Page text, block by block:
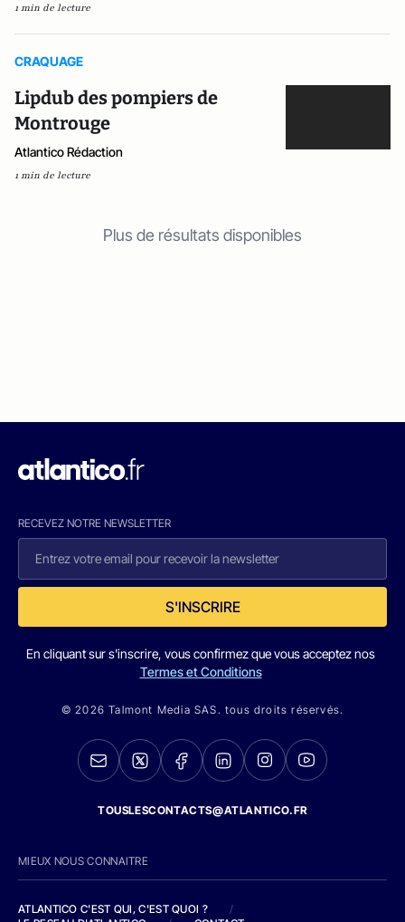
1 min de lecture
CRAQUAGE
Lipdub des pompiers de
Montrouge
Atlantico Rédaction
1 min de lecture
Plus de résultats disponibles
RECEVEZ NOTRE NEWSLETTER
S'INSCRIRE
En cliquant sur s'inscrire, vous confirmez que vous acceptez nos
Termes et Conditions
© 2026 Talmont Media SAS. tous droits réservés.
TOUSLESCONTACTS@ATLANTICO.FR
MIEUX NOUS CONNAITRE
ATLANTICO C'EST QUI, C'EST QUOI ?
/